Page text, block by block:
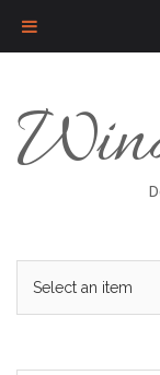
content